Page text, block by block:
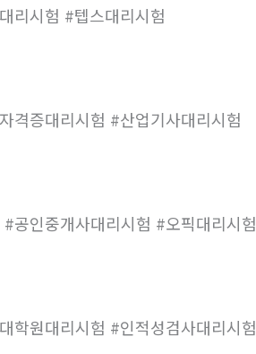
리시험 #텝스대리시험
격증대리시험 #산업기사대리시험
공인중개사대리시험 #오픽대리시험
학원대리시험 #인적성검사대리시험